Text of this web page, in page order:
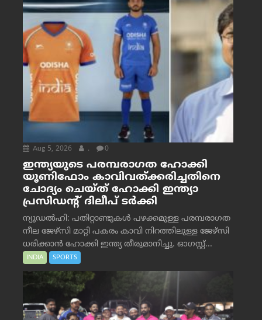
Aug 5, 2026 . 0
ഇന്ത്യയുടെ പരമ്പരാഗത ഹോക്കി
യൂണിഫോം കാവിവത്ക്കരിച്ചതിനെ
ചോദ്യം ചെയ്ത് ഹോക്കി ഇന്ത്യാ
പ്രസിഡന്റ് ദിലീപ് ടര്‍ക്കി
ന്യൂഡൽഹി: പതിറ്റാണ്ടുകൾ പഴക്കമുള്ള പരമ്പരാഗത
നീല ജേഴ്‌സി മാറ്റി പകരം കാവി നിറത്തിലുള്ള ജേഴ്‌സി
ധരിക്കാൻ ഹോക്കി ഇന്ത്യ തീരുമാനിച്ചു. ഓഗസ്റ്റ്...
INDIA SPORTS